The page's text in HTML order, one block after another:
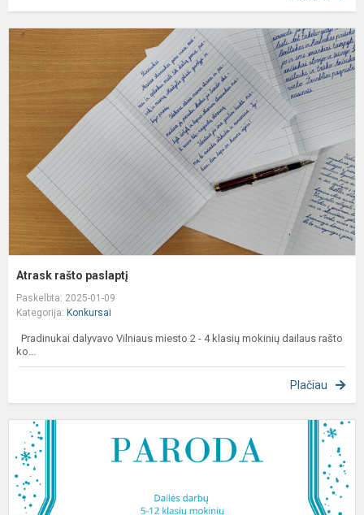
Atrask rašto paslaptį
Paskelbta: 2025-01-09
Kategorija: Konkursai
Pradinukai dalyvavo Vilniaus miesto 2 - 4 klasių mokinių dailaus rašto
ko...
Plačiau